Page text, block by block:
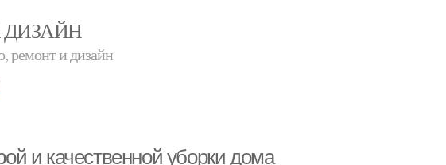
ДИЗАЙН
ремонт и дизайн
и качественной уборки дома